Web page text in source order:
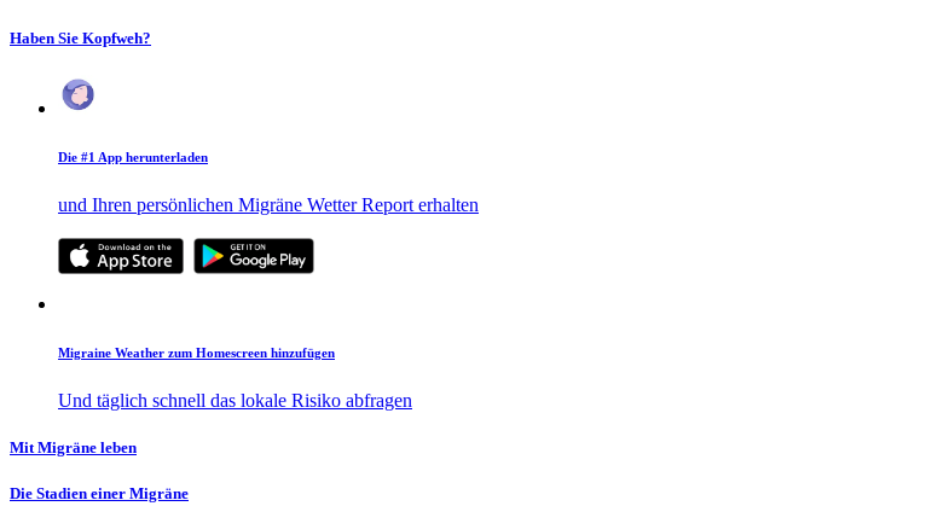
Haben Sie Kopfweh?
Die #1 App herunterladen
und Ihren persönlichen Migräne Wetter Report erhalten
Migraine Weather zum Homescreen hinzufügen
Und täglich schnell das lokale Risiko abfragen
Mit Migräne leben
Die Stadien einer Migräne